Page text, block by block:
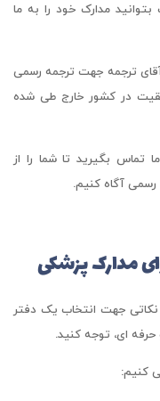
مدارک خود را به ما
ترجمه جهت ترجمه رسمی
در کشور خارج طی شده
بگیرید تا شما را از
آگاه کنیم.
مدارک پزشکی
نکاتی جهت انتخاب یک دفتر
ای، توجه کنید.
کنیم: